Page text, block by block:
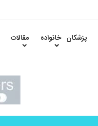
پزشکان خانواده مقالات